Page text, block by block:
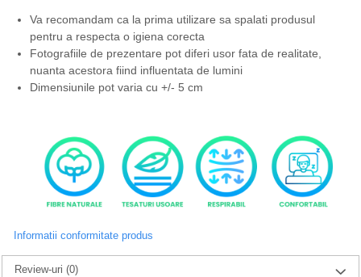
Va recomandam ca la prima utilizare sa spalati produsul
pentru a respecta o igiena corecta
Fotografiile de prezentare pot diferi usor fata de realitate,
nuanta acestora fiind influentata de lumini
Dimensiunile pot varia cu +/- 5 cm
Informatii conformitate produs
Review-uri(0)